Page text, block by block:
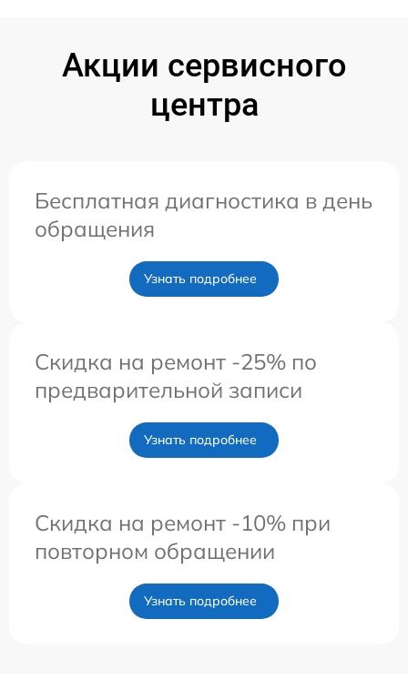
Акции сервисного
центра
Бесплатная диагностика в день
обращения
Узнать подробнее
Скидка на ремонт -25% по
предварительной записи
Узнать подробнее
Скидка на ремонт -10% при
повторном обращении
Узнать подробнее